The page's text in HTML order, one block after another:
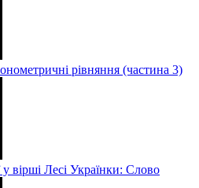
рівняння (частина 3)
вірші Лесі Українки: Слово